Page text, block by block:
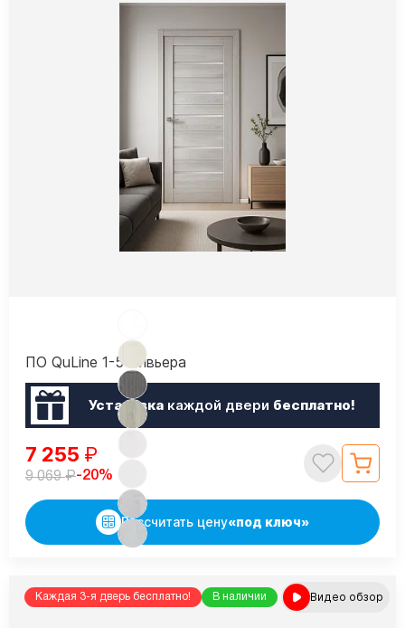
ПО QuLine 1-5 Ривьера
Установкакаждой двери бесплатно!
7 255 ₽
9 069₽-20%
Рассчитать цену«под ключ»
Каждая 3-я дверь бесплатно! В наличии Видео обзор